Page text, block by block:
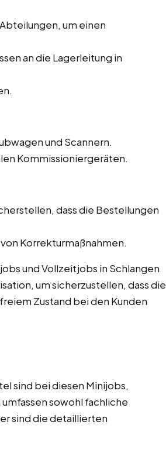
um einen
an die Lagerleitung in
und Scannern.
Kommissioniergeräten.
dass die Bestellungen
Korrekturmaßnahmen.
und Vollzeitjobs in Schlangen
um sicherzustellen, dass die
Zustand bei den Kunden
sind bei diesen Minijobs,
sowohl fachliche
sind die detaillierten